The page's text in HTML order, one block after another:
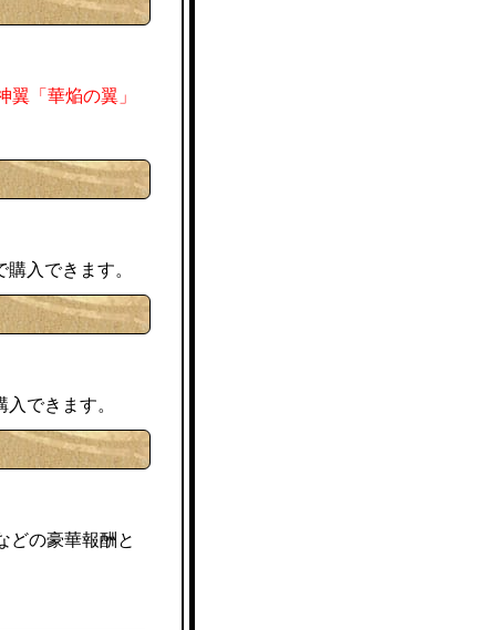
翼「華焔の翼」
入できます。
入できます。
どの豪華報酬と